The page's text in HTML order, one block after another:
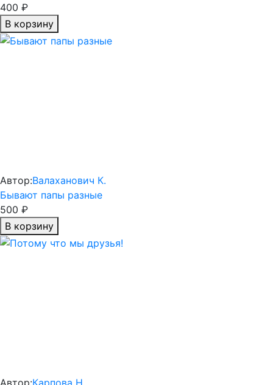
400 ₽
В корзину
Автор:Валаханович К.
Бывают папы разные
500 ₽
В корзину
Автор:Карпова Н.